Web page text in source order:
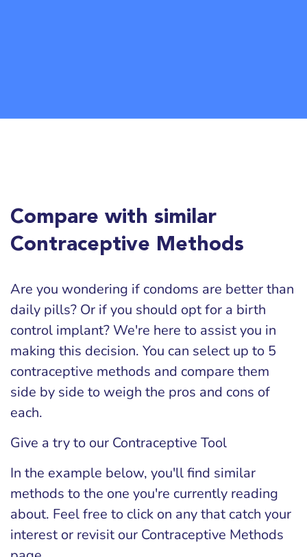
Compare with similar
Contraceptive Methods
Are you wondering if condoms are better than
daily pills? Or if you should opt for a birth
control implant? We're here to assist you in
making this decision. You can select up to 5
contraceptive methods and compare them
side by side to weigh the pros and cons of
each.
Give a try to our Contraceptive Tool
In the example below, you'll find similar
methods to the one you're currently reading
about. Feel free to click on any that catch your
interest or revisit our Contraceptive Methods